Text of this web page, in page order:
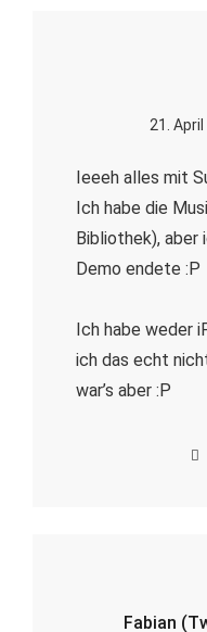
21.
Ieeeh alles mit
Ich habe die
Bibliothek), aber
Demo endete :P
Ich habe weder
ich das echt
war’s aber :P
Fabian